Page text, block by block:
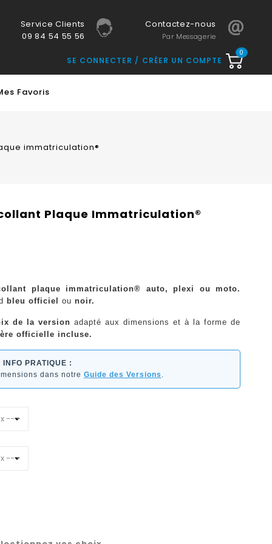
Service Clients
09 84 54 55 56
Contactez-nous
Par Messagerie
0
SE CONNECTER CRÉER UN COMPTE
Favoris
immatriculation®
Plaque Immatriculation®
plaque immatriculation® auto, plexi ou moto.
bleu officiel ou noir.
de la version adapté aux dimensions et à la forme de
officielle incluse.
INFO PRATIQUE :
dans notre Guide des Versions